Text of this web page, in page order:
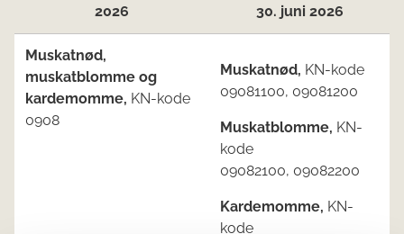
2026
30. juni 2026
Muskatnød,
muskatblomme og
kardemomme, KN-kode
0908
Muskatnød, KN-kode
09081100, 09081200
Muskatblomme, KN-
kode
09082100, 09082200
Kardemomme, KN-
kode